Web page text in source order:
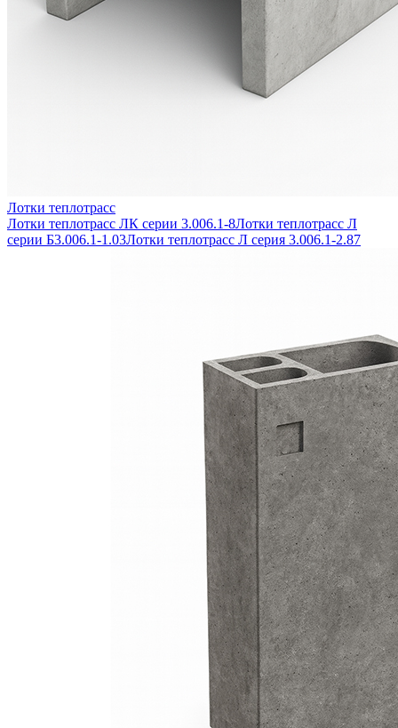
Лотки теплотрасс
Лотки теплотрасс ЛК серии 3.006.1-8Лотки теплотрасс Л
серии Б3.006.1-1.03Лотки теплотрасс Л серия 3.006.1-2.87